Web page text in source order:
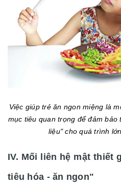
Việc giúp trẻ ăn ngon miệng là
mục tiêu quan trọng để đảm
liệu" cho quá trình
IV. Mối liên hệ mật thiết
tiêu hóa - ăn ngon"